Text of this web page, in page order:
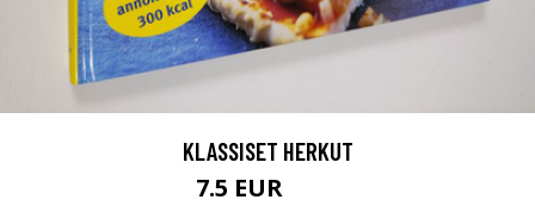
KLASSISET HERKUT
7.5 EUR